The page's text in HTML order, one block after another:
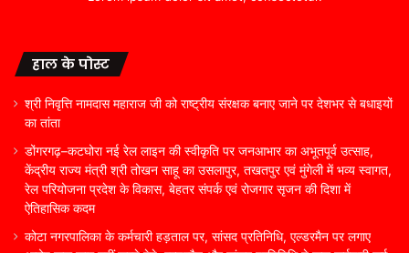
हाल के पोस्ट
श्री निवृत्ति नामदास महाराज जी को राष्ट्रीय संरक्षक बनाए जाने पर देशभर से बधाइयों
का तांता
डोंगरगढ़–कटघोरा नई रेल लाइन की स्वीकृति पर जनआभार का अभूतपूर्व उत्साह,
केंद्रीय राज्य मंत्री श्री तोखन साहू का उसलापुर, तखतपुर एवं मुंगेली में भव्य स्वागत,
रेल परियोजना प्रदेश के विकास, बेहतर संपर्क एवं रोजगार सृजन की दिशा में
ऐतिहासिक कदम
कोटा नगरपालिका के कर्मचारी हड़ताल पर, सांसद प्रतिनिधि, एल्डरमैन पर लगाए